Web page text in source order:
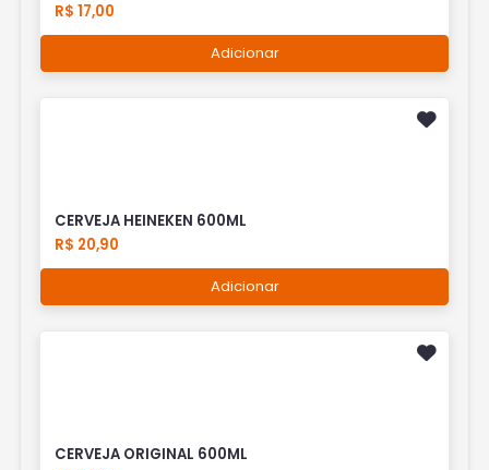
R$ 17,00
Adicionar
CERVEJA HEINEKEN 600ML
R$ 20,90
Adicionar
CERVEJA ORIGINAL 600ML